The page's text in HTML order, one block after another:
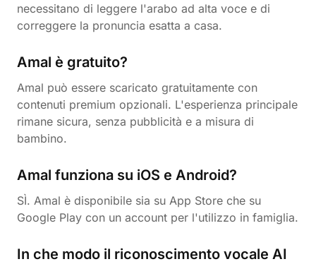
necessitano di leggere l'arabo ad alta voce e di
correggere la pronuncia esatta a casa.
Amal è gratuito?
Amal può essere scaricato gratuitamente con
contenuti premium opzionali. L'esperienza principale
rimane sicura, senza pubblicità e a misura di
bambino.
Amal funziona su iOS e Android?
SÌ. Amal è disponibile sia su App Store che su
Google Play con un account per l'utilizzo in famiglia.
In che modo il riconoscimento vocale AI